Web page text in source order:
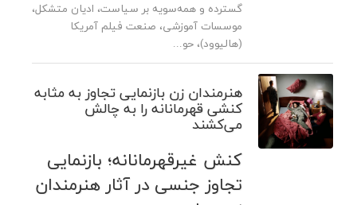
گسترده و همه­‌سویه بر سیاست، ادیان متشکل،
موسسات آموزشی، صنعت فیلم آمریکا
(هالیوود)، حو...
هنرمندان زن بازنمایی تجاوز به مثابه
کنشی قهرمانانه را به چالش
می‌کشند
کنش غیرقهرمانانه؛ بازنمایی
تجاوز جنسی در آثار هنرمندان